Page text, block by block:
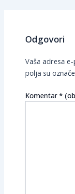
Odgovori
Vaša adresa
polja su
Komentar*